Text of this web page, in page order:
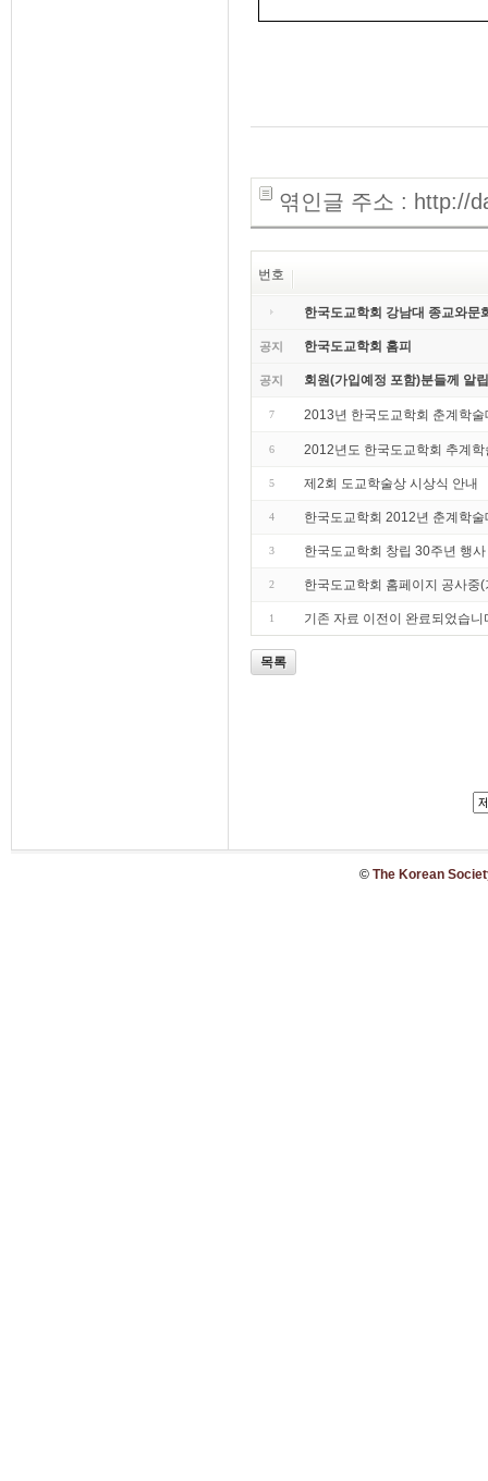
엮인글 주소 : http://
번호
한국도교학회 강남대 종교와문
공지 한국도교학회 홈피
공지 회원(가입예정 포함)분들께 알
7 2013년 한국도교학회 춘계학술
6 2012년도 한국도교학회 추계학
5 제2회 도교학술상 시상식 안내
4 한국도교학회 2012년 춘계학
3 한국도교학회 창립 30주년 행
2 한국도교학회 홈페이지 공사중
1 기존 자료 이전이 완료되었습니
목록
© The Korean